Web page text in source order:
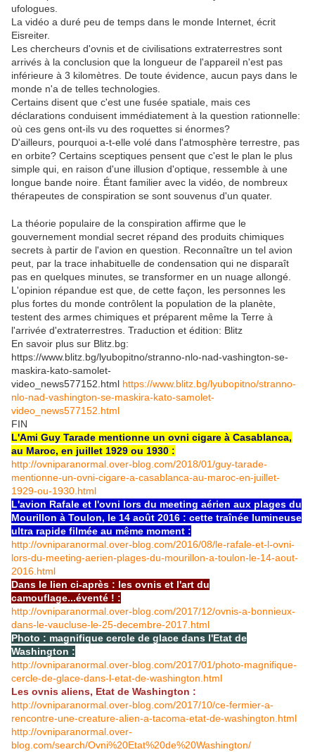
ufologues.
La vidéo a duré peu de temps dans le monde Internet, écrit
Eisreiter.
Les chercheurs d'ovnis et de civilisations extraterrestres sont
arrivés à la conclusion que la longueur de l'appareil n'est pas
inférieure à 3 kilomètres. De toute évidence, aucun pays dans le
monde n'a de telles technologies.
Certains disent que c'est une fusée spatiale, mais ces
déclarations conduisent immédiatement à la question rationnelle:
où ces gens ont-ils vu des roquettes si énormes?
D'ailleurs, pourquoi a-t-elle volé dans l'atmosphère terrestre, pas
en orbite? Certains sceptiques pensent que c'est le plan le plus
simple qui, en raison d'une illusion d'optique, ressemble à une
longue bande noire. Étant familier avec la vidéo, de nombreux
thérapeutes de conspiration se sont souvenus d'un quater.
La théorie populaire de la conspiration affirme que le
gouvernement mondial secret répand des produits chimiques
secrets à partir de l'avion en question. Reconnaître un tel avion
peut, par la trace inhabituelle de condensation qui ne disparaît
pas en quelques minutes, se transformer en un nuage allongé.
L'opinion répandue est que, de cette façon, les personnes les
plus fortes du monde contrôlent la population de la planète,
testent des armes chimiques et préparent même la Terre à
l'arrivée d'extraterrestres. Traduction et édition: Blitz
En savoir plus sur Blitz.bg:
https://www.blitz.bg/lyubopitno/stranno-nlo-nad-vashington-se-
maskira-kato-samolet-
video_news577152.html https://www.blitz.bg/lyubopitno/stranno-
nlo-nad-vashington-se-maskira-kato-samolet-
video_news577152.html
FIN
L'Ami Guy Tarade mentionne un ovni cigare à Casablanca,
au Maroc, en juillet 1929 ou 1930 :
http://ovniparanormal.over-blog.com/2018/01/guy-tarade-
mentionne-un-ovni-cigare-a-casablanca-au-maroc-en-juillet-
1929-ou-1930.html
L'avion Rafale et l'ovni lors du meeting aérien aux plages du
Mourillon à Toulon, le 14 août 2016 : cette traînée lumineuse
ultra rapide filmée au même moment :
http://ovniparanormal.over-blog.com/2016/08/le-rafale-et-l-ovni-
lors-du-meeting-aerien-plages-du-mourillon-a-toulon-le-14-aout-
2016.html
Dans le lien ci-après : les ovnis et l'art du
camouflage...éventé ! :
http://ovniparanormal.over-blog.com/2017/12/ovnis-a-bonnieux-
dans-le-vaucluse-le-25-decembre-2017.html
Photo : magnifique cercle de glace dans l'Etat de
Washington :
http://ovniparanormal.over-blog.com/2017/01/photo-magnifique-
cercle-de-glace-dans-l-etat-de-washington.html
Les ovnis aliens, Etat de Washington :
http://ovniparanormal.over-blog.com/2017/10/ce-fermier-a-
rencontre-une-creature-alien-a-tacoma-etat-de-washington.html
http://ovniparanormal.over-
blog.com/search/Ovni%20Etat%20de%20Washington/